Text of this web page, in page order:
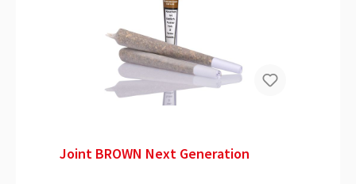
Joint BROWN Next Generation